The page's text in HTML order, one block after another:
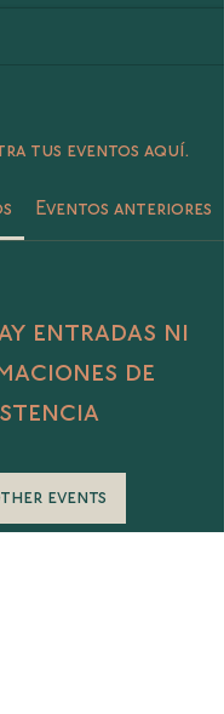
tus eventos aquí.
Eventos anteriores
entradas ni
de
events